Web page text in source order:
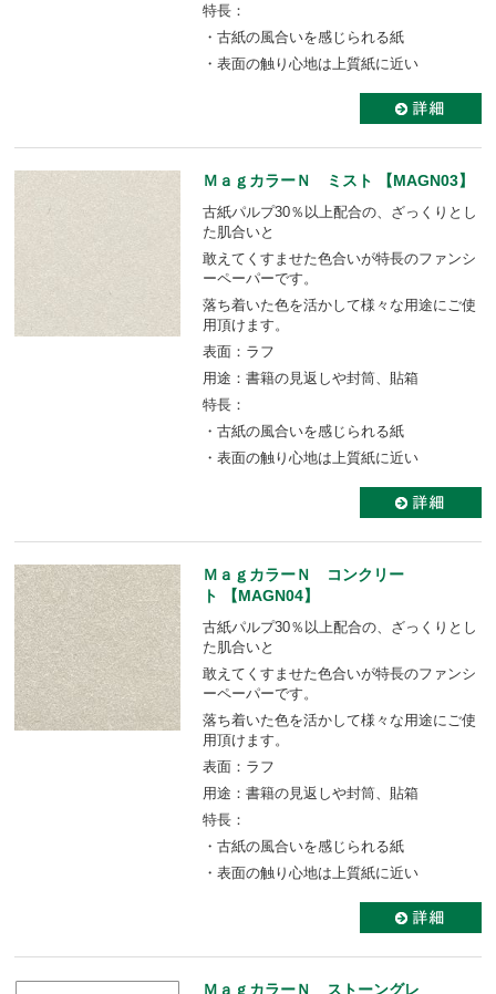
特長：
・古紙の風合いを感じられる紙
・表面の触り心地は上質紙に近い
ＭａｇカラーＮ ミスト 【MAGN03】
古紙パルプ30％以上配合の、ざっくりとし
た肌合いと
敢えてくすませた色合いが特長のファンシ
ーペーパーです。
落ち着いた色を活かして様々な用途にご使
用頂けます。
表面：ラフ
用途：書籍の見返しや封筒、貼箱
特長：
・古紙の風合いを感じられる紙
・表面の触り心地は上質紙に近い
ＭａｇカラーＮ コンクリー
ト 【MAGN04】
古紙パルプ30％以上配合の、ざっくりとし
た肌合いと
敢えてくすませた色合いが特長のファンシ
ーペーパーです。
落ち着いた色を活かして様々な用途にご使
用頂けます。
表面：ラフ
用途：書籍の見返しや封筒、貼箱
特長：
・古紙の風合いを感じられる紙
・表面の触り心地は上質紙に近い
ＭａｇカラーＮ ストーングレ